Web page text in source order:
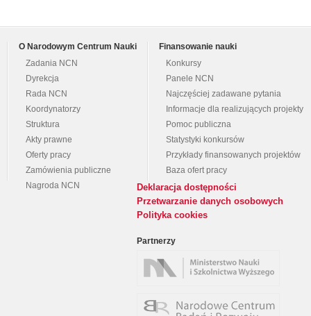
O Narodowym Centrum Nauki
Zadania NCN
Dyrekcja
Rada NCN
Koordynatorzy
Struktura
Akty prawne
Oferty pracy
Zamówienia publiczne
Nagroda NCN
Finansowanie nauki
Konkursy
Panele NCN
Najczęściej zadawane pytania
Informacje dla realizujących projekty
Pomoc publiczna
Statystyki konkursów
Przykłady finansowanych projektów
Baza ofert pracy
Deklaracja dostępności
Przetwarzanie danych osobowych
Polityka cookies
Partnerzy